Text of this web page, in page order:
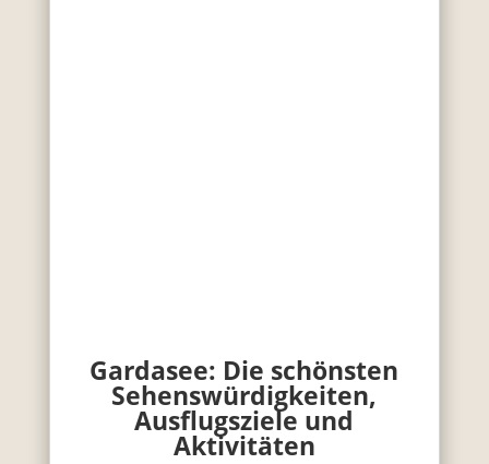
Gardasee: Die schönsten
Sehenswürdigkeiten,
Ausflugsziele und
Aktivitäten